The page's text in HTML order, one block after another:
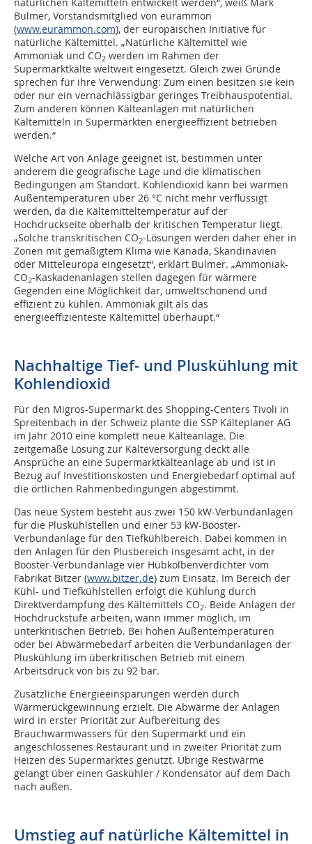
natürlichen Kältemitteln entwickelt werden“, weiß Mark
Bulmer, Vorstandsmitglied von eurammon
(www.eurammon.com), der europäischen Initiative für
natürliche Kältemittel. „Natürliche Kältemittel wie
Ammoniak und CO2 werden im Rahmen der
Supermarktkälte weltweit eingesetzt. Gleich zwei Gründe
sprechen für ihre Verwendung: Zum einen besitzen sie kein
oder nur ein vernachlässigbar geringes Treibhauspotential.
Zum anderen können Kälteanlagen mit natürlichen
Kältemitteln in Supermärkten energieeffizient betrieben
werden.“
Welche Art von Anlage geeignet ist, bestimmen unter
anderem die geografische Lage und die klimatischen
Bedingungen am Standort. Kohlendioxid kann bei warmen
Außentemperaturen über 26 °C nicht mehr verflüssigt
werden, da die Kältemitteltemperatur auf der
Hochdruckseite oberhalb der kritischen Temperatur liegt.
„Solche transkritischen CO2-Lösungen werden daher eher in
Zonen mit gemäßigtem Klima wie Kanada, Skandinavien
oder Mitteleuropa eingesetzt“, erklärt Bulmer. „Ammoniak-
CO2-Kaskadenanlagen stellen dagegen für wärmere
Gegenden eine Möglichkeit dar, umweltschonend und
effizient zu kühlen. Ammoniak gilt als das
energieeffizienteste Kältemittel überhaupt.“
Nachhaltige Tief- und Pluskühlung mit
Kohlendioxid
Für den Migros-Supermarkt des Shopping-Centers Tivoli in
Spreitenbach in der Schweiz plante die SSP Kälteplaner AG
im Jahr 2010 eine komplett neue Kälteanlage. Die
zeitgemäße Lösung zur Kälteversorgung deckt alle
Ansprüche an eine Supermarktkälteanlage ab und ist in
Bezug auf Investitionskosten und Energiebedarf optimal auf
die örtlichen Rahmenbedingungen abgestimmt.
Das neue System besteht aus zwei 150 kW-Verbundanlagen
für die Pluskühlstellen und einer 53 kW-Booster-
Verbundanlage für den Tiefkühlbereich. Dabei kommen in
den Anlagen für den Plusbereich insgesamt acht, in der
Booster-Verbundanlage vier Hubkolbenverdichter vom
Fabrikat Bitzer (www.bitzer.de) zum Einsatz. Im Bereich der
Kühl- und Tiefkühlstellen erfolgt die Kühlung durch
Direktverdampfung des Kältemittels CO2. Beide Anlagen der
Hochdruckstufe arbeiten, wann immer möglich, im
unterkritischen Betrieb. Bei hohen Außentemperaturen
oder bei Abwärmebedarf arbeiten die Verbundanlagen der
Pluskühlung im überkritischen Betrieb mit einem
Arbeitsdruck von bis zu 92 bar.
Zusätzliche Energieeinsparungen werden durch
Wärmerückgewinnung erzielt. Die Abwärme der Anlagen
wird in erster Priorität zur Aufbereitung des
Brauchwarmwassers für den Supermarkt und ein
angeschlossenes Restaurant und in zweiter Priorität zum
Heizen des Supermarktes genutzt. Übrige Restwärme
gelangt über einen Gaskühler / Kondensator auf dem Dach
nach außen.
Umstieg auf natürliche Kältemittel in